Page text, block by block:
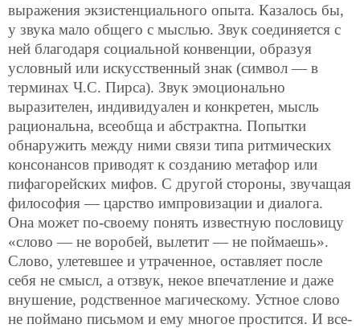
выражения экзистенциального опыта. Казалось бы,
у звука мало общего с мыслью. Звук соединяется с
ней благодаря социальной конвенции, образуя
условный или искусственный знак (символ — в
терминах Ч.С. Пирса). Звук эмоционально
выразителен, индивидуален и конкретен, мысль
рациональна, всеобща и абстрактна. Попытки
обнаружить между ними связи типа ритмических
консонансов приводят к созданию метафор или
пифагорейских мифов. С другой стороны, звучащая
философия — царство импровизации и диалога.
Она может по-своему понять известную пословицу
«слово — не воробей, вылетит — не поймаешь».
Слово, улетевшее и утраченное, оставляет после
себя не смысл, а отзвук, некое впечатление и даже
внушение, родственное магическому. Устное слово
не поймано письмом и ему многое простится. И все-